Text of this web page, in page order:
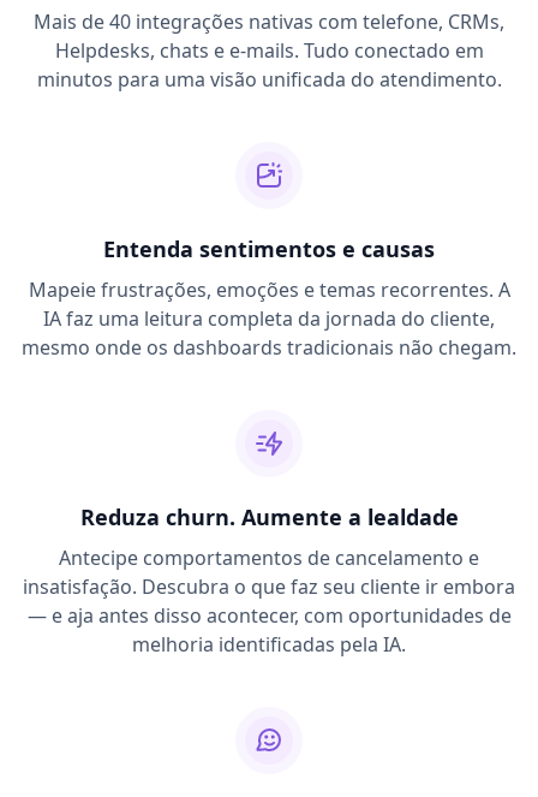
Mais de 40 integrações nativas com telefone, CRMs,
Helpdesks, chats e e-mails. Tudo conectado em
minutos para uma visão unificada do atendimento.
Entenda sentimentos e causas
Mapeie frustrações, emoções e temas recorrentes. A
IA faz uma leitura completa da jornada do cliente,
mesmo onde os dashboards tradicionais não chegam.
Reduza churn. Aumente a lealdade
Antecipe comportamentos de cancelamento e
insatisfação. Descubra o que faz seu cliente ir embora
— e aja antes disso acontecer, com oportunidades de
melhoria identificadas pela IA.